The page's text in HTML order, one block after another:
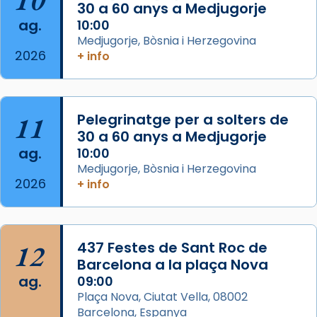
del temple amb les relíquies de les santes.
Des de 1985 hi participa també un grup de
diablesses amb música i ball propis. Festa
gran a Mataró.
«Si vols saber què és calor, ves per les
Santes a Mataró»🥵.
Photo
View on Facebook ·
Jaume, fill de Zebedeu, és juntament amb el
seu germà Joan i Pere un dels que
acompanyava més de prop Jesús.
Segons el llibre dels Fets (12,2) fou el primer
ag.
2026
30 a 60 anys a Medjugorje
10:00
Medjugorje, Bòsnia i Herzegovina
+ info
11
ag.
2026
Pelegrinatge per a solters de
30 a 60 anys a Medjugorje
10:00
Medjugorje, Bòsnia i Herzegovina
+ info
12
ag.
437 Festes de Sant Roc de
Barcelona a la plaça Nova
09:00
Plaça Nova, Ciutat Vella, 08002
Barcelona, Espanya